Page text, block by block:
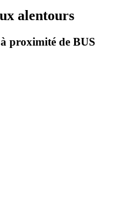
alentours
proximité de BUS